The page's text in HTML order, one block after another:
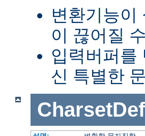
변환기능이
이 끊어질
입력버퍼를
신 특별한